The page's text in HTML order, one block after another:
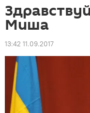
Миша
13:42 11.09.2017